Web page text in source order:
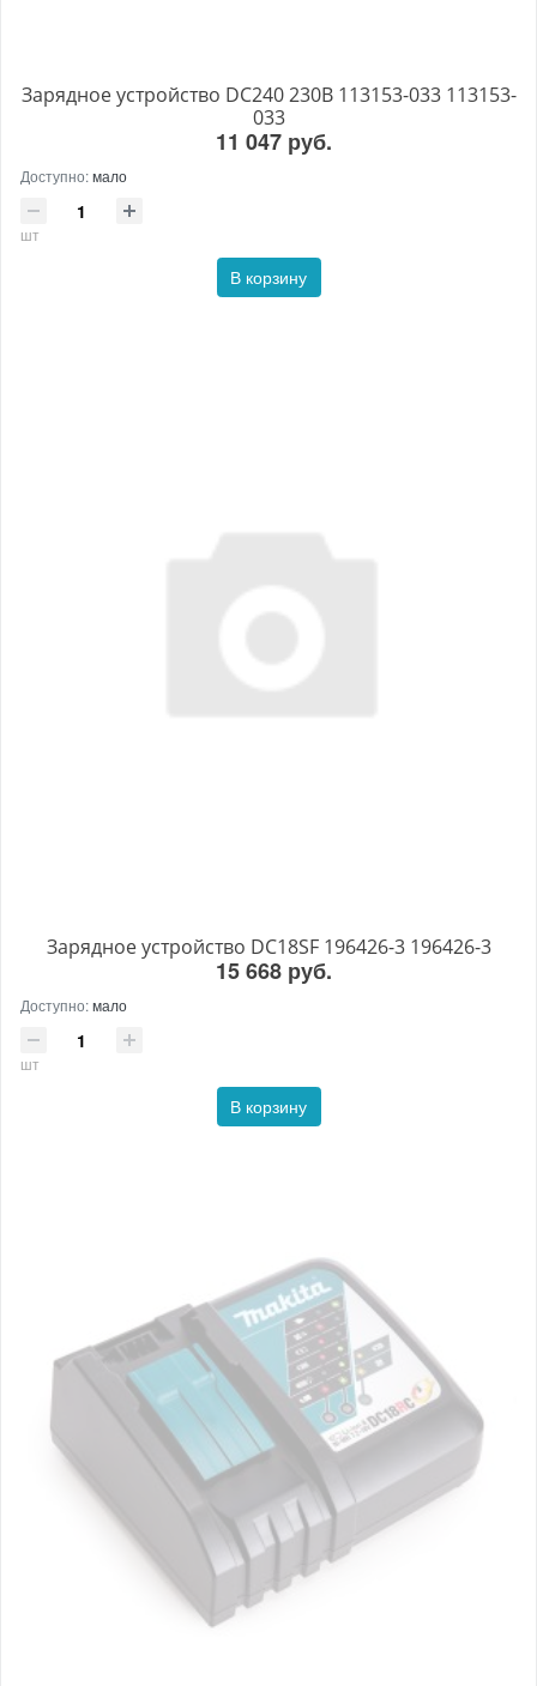
Зарядное устройство DC240 230В 113153-033 113153-
033
11 047 руб.
Доступно:мало
шт
В корзину
Зарядное устройство DC18SF 196426-3 196426-3
15 668 руб.
Доступно:мало
шт
В корзину